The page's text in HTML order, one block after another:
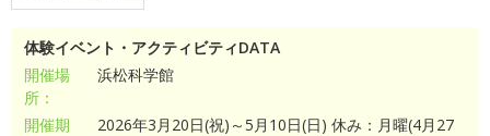
体験イベント・アクティビティDATA
開催場
所：
浜松科学館
開催期
2026年3月20日(祝)～5月10日(日) 休み：月曜(4月27